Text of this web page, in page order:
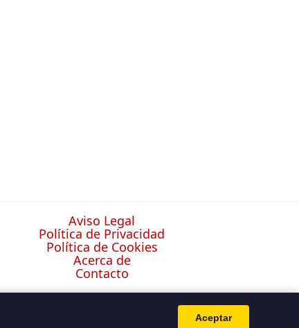
Aviso Legal
Política de Privacidad
Política de Cookies
Acerca de
Contacto
Aceptar